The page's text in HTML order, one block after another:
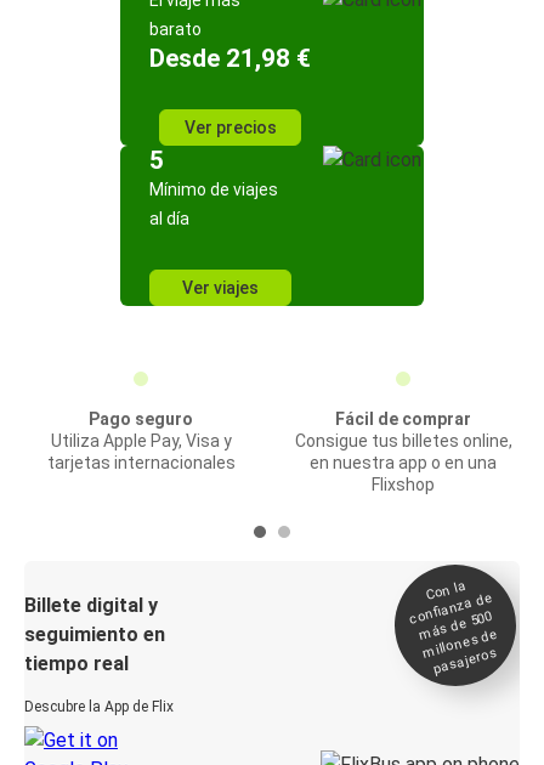
barato
Desde 21,98 €
Ver precios
5
Mínimo de viajes
al día
Ver viajes
Pago seguro
Utiliza Apple Pay, Visa y
tarjetas internacionales
Fácil de comprar
Consigue tus billetes online,
en nuestra app o en una
Flixshop
Billete digital y
seguimiento en
tiempo real
Descubre la App de Flix
Con la
confianza de
más de 500
millones de
pasajeros